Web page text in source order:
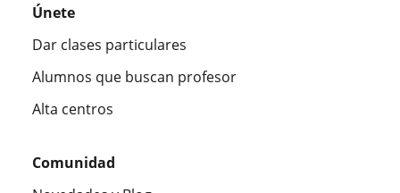
Únete
Dar clases particulares
Alumnos que buscan profesor
Alta centros
Comunidad